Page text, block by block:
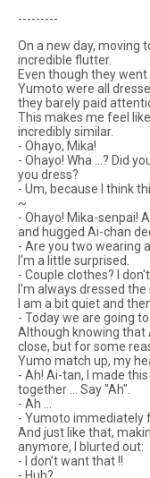
---------
On a new day, moving
incredible flutter.
Even though they
Yumoto were all
they barely paid
This makes me feel
incredibly similar.
- Ohayo, Mika!
- Ohayo! Wha ...? Did
you dress?
- Um, because I think
~
- Ohayo! Mika-senpai!
and hugged Ai-chan
- Are you two wearing
I'm a little surprised.
- Couple clothes? I
I'm always dressed the
I am a bit quiet and
- Today we are going
Although knowing that
close, but for some
Yumo match up, my
- Ah! Ai-tan, I made
together ... Say "Ah".
- Ah ...
- Yumoto immediately
And just like that,
anymore, I blurted out:
- I don't want that !!
- Huh?